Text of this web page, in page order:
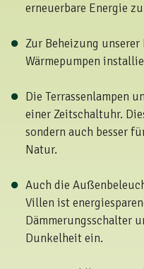
erneuerbare Energie
Zur Beheizung
Wärmepumpen
Die Terrassenlampen
einer Zeitschaltuhr.
sondern auch besser
Natur.
Auch die
Villen ist
Dämmerungsschalter
Dunkelheit ein.